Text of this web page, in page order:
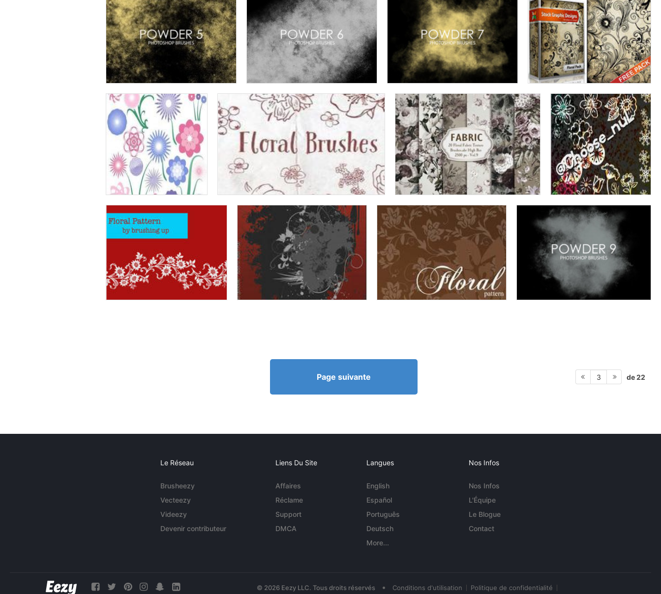
Page suivante 3 de 22
Le Réseau
Brusheezy
Vecteezy
Videezy
Devenir contributeur
Liens Du Site
Affaires
Réclame
Support
DMCA
Langues
English
Español
Português
Deutsch
More...
Nos Infos
Nos Infos
L'Équipe
Le Blogue
Contact
© 2026 Eezy LLC. Tous droits réservés • Conditions d'utilisation Politique de confidentialité